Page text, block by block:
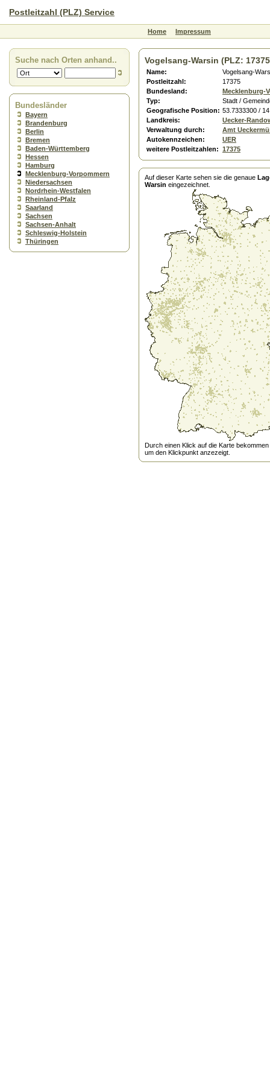
Postleitzahl (PLZ) Service
Home Impressum
Suche nach Orten anhand..
Bundesländer
Bayern
Brandenburg
Berlin
Bremen
Baden-Württemberg
Hessen
Hamburg
Mecklenburg-Vorpommern
Niedersachsen
Nordrhein-Westfalen
Rheinland-Pfalz
Saarland
Sachsen
Sachsen-Anhalt
Schleswig-Holstein
Thüringen
Vogelsang-Warsin (PLZ:
Name:
Vogelsang-
Postleitzahl:
17375
Bundesland:
Mecklenburg-
Typ:
Stadt /
Geografische Position: 53.7333300 /
Landkreis:
Uecker-
Verwaltung durch:
Amt
Autokennzeichen:
UER
weitere Postleitzahlen: 17375
Auf dieser Karte sehen sie die genaue
Warsin eingezeichnet.
Durch einen Klick auf die Karte
um den Klickpunkt anzezeigt.